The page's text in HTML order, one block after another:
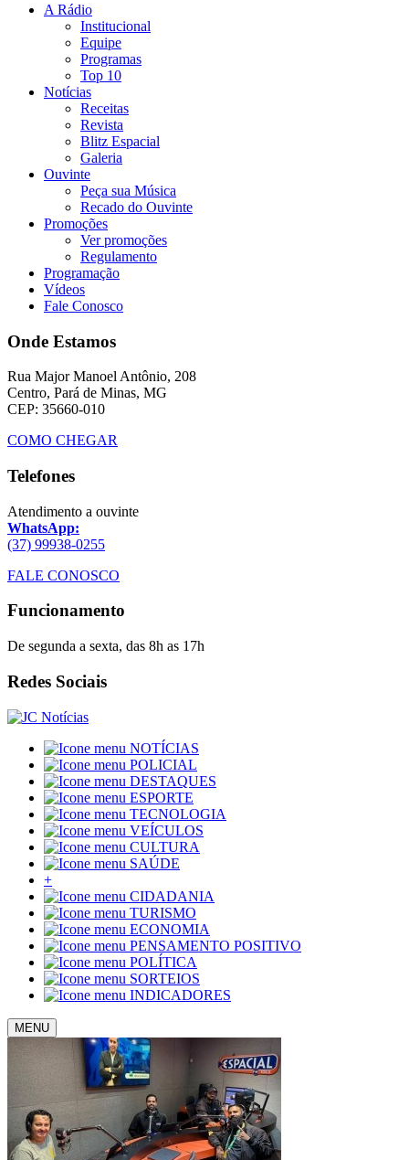
A Rádio
Institucional
Equipe
Programas
Top 10
Notícias
Receitas
Revista
Blitz Espacial
Galeria
Ouvinte
Peça sua Música
Recado do Ouvinte
Promoções
Ver promoções
Regulamento
Programação
Vídeos
Fale Conosco
Onde Estamos
Rua Major Manoel Antônio, 208
Centro, Pará de Minas, MG
CEP: 35660-010
COMO CHEGAR
Telefones
Atendimento a ouvinte
WhatsApp:
(37) 99938-0255
FALE CONOSCO
Funcionamento
De segunda a sexta, das 8h as 17h
Redes Sociais
NOTÍCIAS
POLICIAL
DESTAQUES
ESPORTE
TECNOLOGIA
VEÍCULOS
CULTURA
SAÚDE
+
CIDADANIA
TURISMO
ECONOMIA
PENSAMENTO POSITIVO
POLÍTICA
SORTEIOS
INDICADORES
MENU